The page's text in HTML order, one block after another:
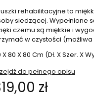
rehabilitacyjne to
siedzącej. Wypełnione
czemu są miękkie i
w czystości
X 80 X 80 Cm (Dł. X Szer. X
do pełnego opisu
zł